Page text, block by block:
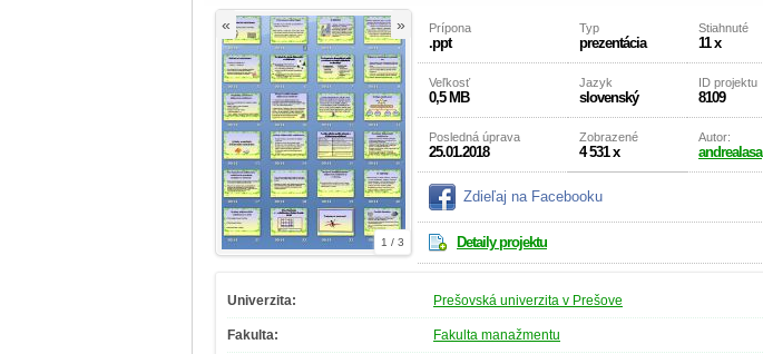
1 / 3
« » Prípona
.ppt
Typ
prezentácia
Stiahnuté
11 x
Veľkosť
0,5 MB
Jazyk
slovenský
ID projektu
8109
Posledná úprava
25.01.2018
Zobrazené
4 531 x
Autor:
andrealasa
Zdieľaj na Facebooku
Detaily projektu
Univerzita: Prešovská univerzita v Prešove
Fakulta: Fakulta manažmentu